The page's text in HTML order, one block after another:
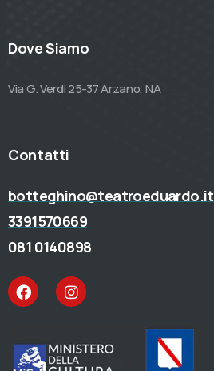
Dove Siamo
Via G. Verdi 25-37 Arzano, NA
Contatti
botteghino@teatroeduardo.it
3391570669
081 0140898